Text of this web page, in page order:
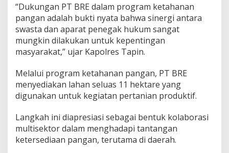
“Dukungan PT BRE dalam program ketahanan
pangan adalah bukti nyata bahwa sinergi antara
swasta dan aparat penegak hukum sangat
mungkin dilakukan untuk kepentingan
masyarakat,” ujar Kapolres Tapin.
Melalui program ketahanan pangan, PT BRE
menyediakan lahan seluas 11 hektare yang
digunakan untuk kegiatan pertanian produktif.
Langkah ini diapresiasi sebagai bentuk kolaborasi
multisektor dalam menghadapi tantangan
ketersediaan pangan, terutama di daerah.